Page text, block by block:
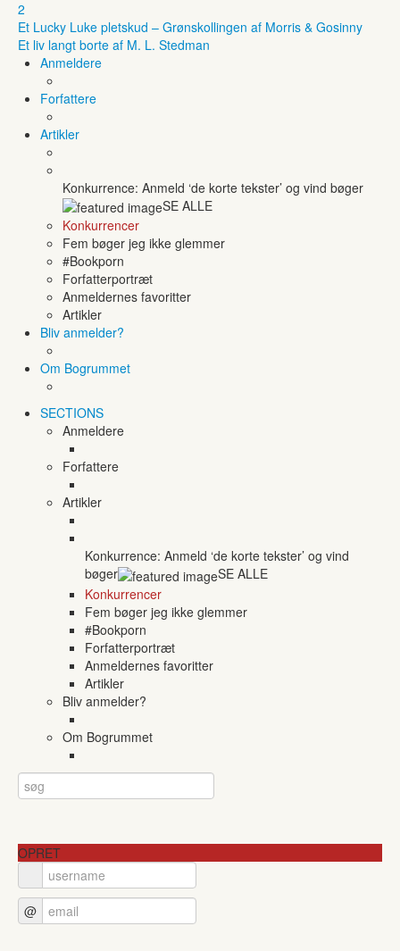
2
Et Lucky Luke pletskud – Grønskollingen af Morris & Gosinny
Et liv langt borte af M. L. Stedman
Anmeldere
Forfattere
Artikler
Konkurrence: Anmeld ‘de korte tekster’ og vind bøger
SE ALLE
Konkurrencer
Fem bøger jeg ikke glemmer
#Bookporn
Forfatterportræt
Anmeldernes favoritter
Artikler
Bliv anmelder?
Om Bogrummet
SECTIONS
Anmeldere
Forfattere
Artikler
Konkurrence: Anmeld ‘de korte tekster’ og vind
bøger
SE ALLE
Konkurrencer
Fem bøger jeg ikke glemmer
#Bookporn
Forfatterportræt
Anmeldernes favoritter
Artikler
Bliv anmelder?
Om Bogrummet
OPRET
@